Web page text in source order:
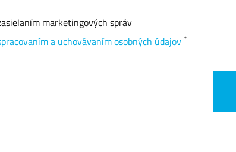
marketingových správ
a uchovávaním osobných údajov *